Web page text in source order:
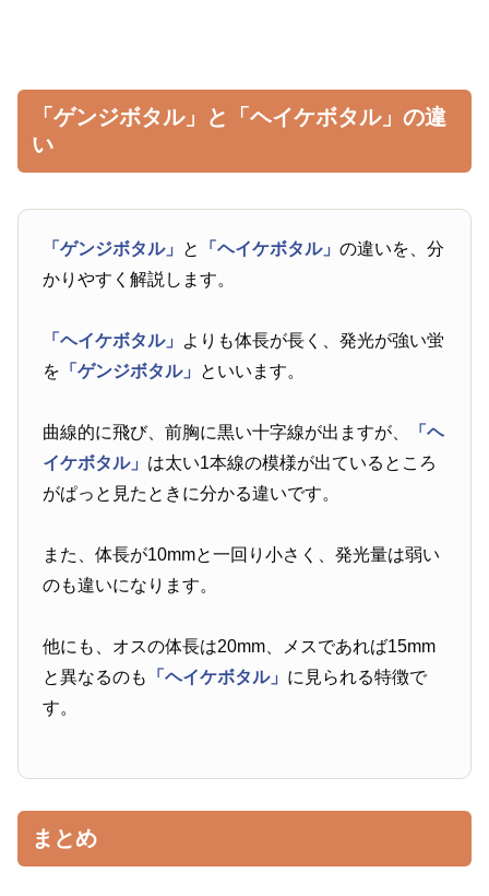
「ゲンジボタル」と「ヘイケボタル」の違
い
「ゲンジボタル」 と 「ヘイケボタル」の違いを、分
かりやすく解説します。
「ヘイケボタル」 よりも体長が長く、発光が強い蛍
を 「ゲンジボタル」 といいます。
曲線的に飛び、前胸に黒い十字線が出ますが、
「ヘ
イケボタル」 は太い1本線の模様が出ているところ
がぱっと見たときに分かる違いです。
また、体長が10mmと一回り小さく、発光量は弱い
のも違いになります。
他にも、オスの体長は20mm、メスであれば15mm
と異なるのも
「ヘイケボタル」 に見られる特徴で
す。
まとめ